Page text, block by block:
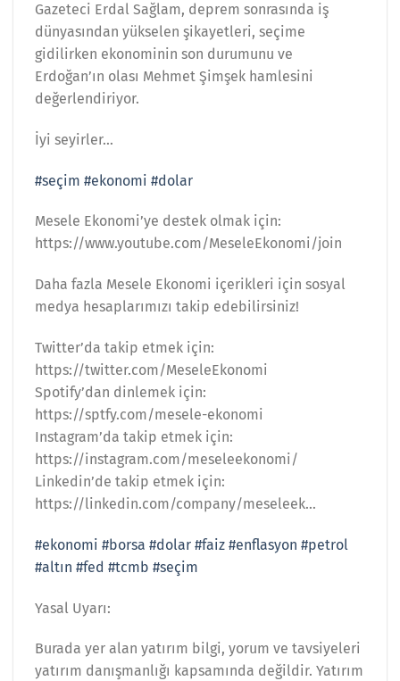
Gazeteci Erdal Sağlam, deprem sonrasında iş
dünyasından yükselen şikayetleri, seçime
gidilirken ekonominin son durumunu ve
Erdoğan’ın olası Mehmet Şimşek hamlesini
değerlendiriyor.
İyi seyirler…
#seçim #ekonomi #dolar
Mesele Ekonomi’ye destek olmak için:
https://www.youtube.com/MeseleEkonomi/join
Daha fazla Mesele Ekonomi içerikleri için sosyal
medya hesaplarımızı takip edebilirsiniz!
Twitter’da takip etmek için:
https://twitter.com/MeseleEkonomi
Spotify’dan dinlemek için:
https://sptfy.com/mesele-ekonomi
Instagram’da takip etmek için:
https://instagram.com/meseleekonomi/
Linkedin’de takip etmek için:
https://linkedin.com/company/meseleek…
#ekonomi #borsa #dolar #faiz #enflasyon #petrol
#altın #fed #tcmb #seçim
Yasal Uyarı:
Burada yer alan yatırım bilgi, yorum ve tavsiyeleri
yatırım danışmanlığı kapsamında değildir. Yatırım